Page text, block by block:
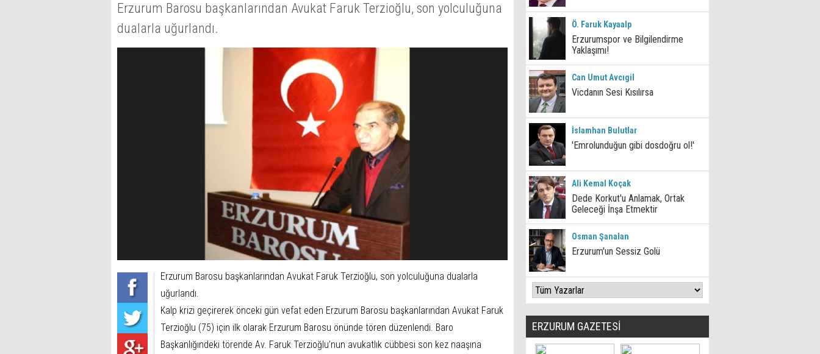
Erzurum Barosu başkanlarından Avukat Faruk Terzioğlu, son yolculuğuna
dualarla uğurlandı.
Erzurum Barosu başkanlarından Avukat Faruk Terzioğlu, son yolculuğuna dualarla
uğurlandı.
Kalp krizi geçirerek önceki gün vefat eden Erzurum Barosu başkanlarından Avukat Faruk
Terzioğlu (75) için ilk olarak Erzurum Barosu önünde tören düzenlendi. Baro
Başkanlığındeki törende Av. Faruk Terzioğlu’nun avukatlık cübbesi son kez naaşına
Ö. Faruk Kayaalp
Erzurumspor ve Bilgilendirme
Yaklaşımı!
Can Umut Avcıgil
Vicdanın Sesi Kısılırsa
İslamhan Bulutlar
'Emrolunduğun gibi dosdoğru ol!'
Ali Kemal Koçak
Dede Korkut'u Anlamak, Ortak
Geleceği İnşa Etmektir
Osman Şanalan
Erzurum'un Sessiz Golü
ERZURUM GAZETESİ